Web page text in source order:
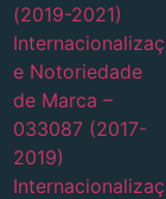
(2019-2021)
e Notoriedade
de Marca –
033087 (2017-
2019)